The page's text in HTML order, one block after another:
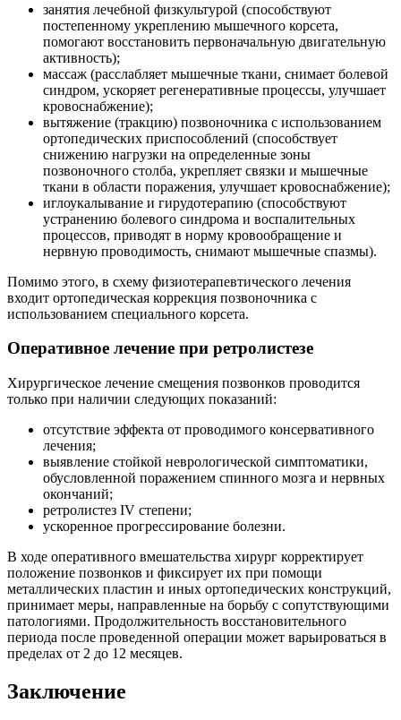
занятия лечебной физкультурой (способствуют
постепенному укреплению мышечного корсета,
помогают восстановить первоначальную двигательную
активность);
массаж (расслабляет мышечные ткани, снимает болевой
синдром, ускоряет регенеративные процессы, улучшает
кровоснабжение);
вытяжение (тракцию) позвоночника с использованием
ортопедических приспособлений (способствует
снижению нагрузки на определенные зоны
позвоночного столба, укрепляет связки и мышечные
ткани в области поражения, улучшает кровоснабжение);
иглоукалывание и гирудотерапию (способствуют
устранению болевого синдрома и воспалительных
процессов, приводят в норму кровообращение и
нервную проводимость, снимают мышечные спазмы).
Помимо этого, в схему физиотерапевтического лечения
входит ортопедическая коррекция позвоночника с
использованием специального корсета.
Оперативное лечение при ретролистезе
Хирургическое лечение смещения позвонков проводится
только при наличии следующих показаний:
отсутствие эффекта от проводимого консервативного
лечения;
выявление стойкой неврологической симптоматики,
обусловленной поражением спинного мозга и нервных
окончаний;
ретролистез IV степени;
ускоренное прогрессирование болезни.
В ходе оперативного вмешательства хирург корректирует
положение позвонков и фиксирует их при помощи
металлических пластин и иных ортопедических конструкций,
принимает меры, направленные на борьбу с сопутствующими
патологиями. Продолжительность восстановительного
периода после проведенной операции может варьироваться в
пределах от 2 до 12 месяцев.
Заключение